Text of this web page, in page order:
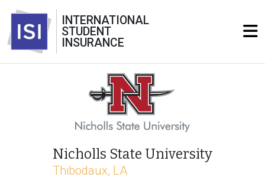
INTERNATIONAL
STUDENT
INSURANCE
Nicholls State University
Thibodaux, LA